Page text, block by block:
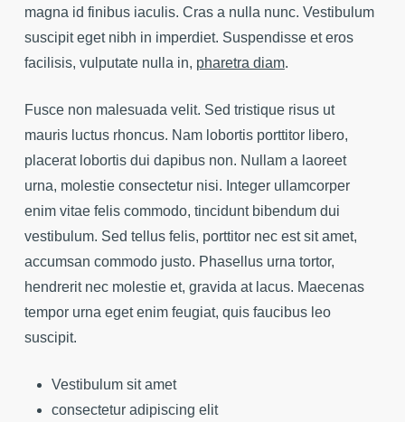
magna id finibus iaculis. Cras a nulla nunc. Vestibulum
suscipit eget nibh in imperdiet. Suspendisse et eros
facilisis, vulputate nulla in, pharetra diam.
Fusce non malesuada velit. Sed tristique risus ut
mauris luctus rhoncus. Nam lobortis porttitor libero,
placerat lobortis dui dapibus non. Nullam a laoreet
urna, molestie consectetur nisi. Integer ullamcorper
enim vitae felis commodo, tincidunt bibendum dui
vestibulum. Sed tellus felis, porttitor nec est sit amet,
accumsan commodo justo. Phasellus urna tortor,
hendrerit nec molestie et, gravida at lacus. Maecenas
tempor urna eget enim feugiat, quis faucibus leo
suscipit.
Vestibulum sit amet
consectetur adipiscing elit